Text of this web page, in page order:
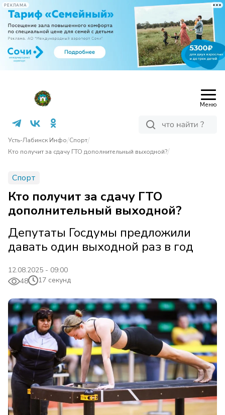
РЕКЛАМА
Меню
Усть-Лабинск Инфо/Спорт/
Кто получит за сдачу ГТО дополнительный выходной?/
Спорт
Кто получит за сдачу ГТО
дополнительный выходной?
Депутаты Госдумы предложили
давать один выходной раз в год
12.08.2025 - 09:00
48
17 секунд